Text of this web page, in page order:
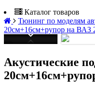
Каталог товаров
Тюнинг по моделям
20см+16см+рупор на ВАЗ
Акустические